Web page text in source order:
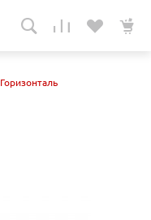
Горизонталь